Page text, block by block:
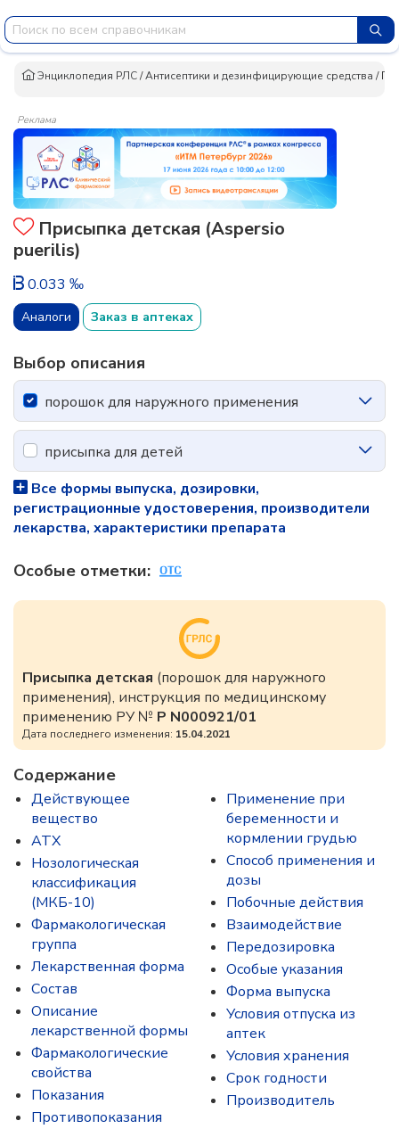
Энциклопедия РЛС/Антисептики и дезинфицирующие средства /
Реклама
Присыпка детская (Aspersio
puerilis)
0.033 ‰
Аналоги Заказ в аптеках
Выбор описания
порошок для наружного применения
присыпка для детей
Все формы выпуска, дозировки,
регистрационные удостоверения, производители
лекарства, характеристики препарата
Особые отметки:
Присыпка детская (порошок для наружного
применения), инструкция по медицинскому
применению РУ № Р N000921/01
Дата последнего изменения: 15.04.2021
Содержание
Действующее
вещество
ATX
Нозологическая
классификация
(МКБ-10)
Фармакологическая
группа
Лекарственная форма
Состав
Описание
лекарственной формы
Фармакологические
свойства
Показания
Противопоказания
Применение при
беременности и
кормлении грудью
Способ применения и
дозы
Побочные действия
Взаимодействие
Передозировка
Особые указания
Форма выпуска
Условия отпуска из
аптек
Условия хранения
Срок годности
Производитель